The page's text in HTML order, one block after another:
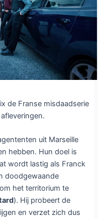
de Franse misdaadserie
uit Marseille
hebben. Hun doel is
wordt lastig als Franck
doodgewaande
het territorium te
). Hij probeert de
en verzet zich dus